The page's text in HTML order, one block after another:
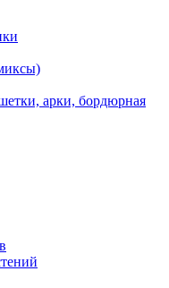
арки, бордюрная